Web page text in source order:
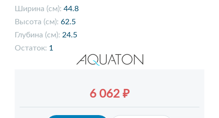
Ширина (см): 44.8
Высота (см): 62.5
Глубина (см): 24.5
Остаток: 1
6 062 ₽